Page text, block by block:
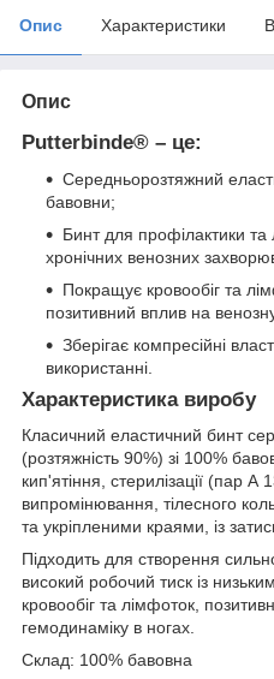
Опис Характеристики
Опис
Putterbinde® – це:
Середньорозтяжний
бавовни;
Бинт для профілактики та
хронічних венозних
Покращує кровообіг та
позитивний вплив на
Зберігає компресійні
використанні.
Характеристика виробу
Класичний еластичний бинт
(розтяжність 90%) зі 100%
кип'ятіння, стерилізації (пар А
випромінювання, тілесного
та укріпленими краями, із
Підходить для створення
високий робочий тиск із
кровообіг та лімфоток,
гемодинаміку в ногах.
Склад: 100% бавовна